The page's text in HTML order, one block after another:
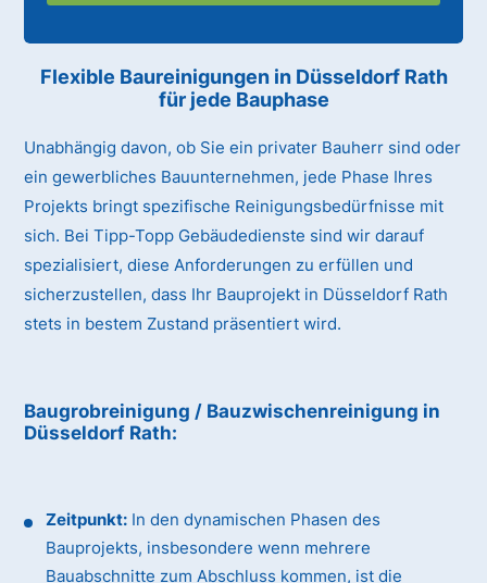
Flexible Baureinigungen in Düsseldorf Rath
für jede Bauphase
Unabhängig davon, ob Sie ein privater Bauherr sind oder
ein gewerbliches Bauunternehmen, jede Phase Ihres
Projekts bringt spezifische Reinigungsbedürfnisse mit
sich. Bei Tipp-Topp Gebäudedienste sind wir darauf
spezialisiert, diese Anforderungen zu erfüllen und
sicherzustellen, dass Ihr Bauprojekt in Düsseldorf Rath
stets in bestem Zustand präsentiert wird.
Baugrobreinigung / Bauzwischenreinigung in
Düsseldorf Rath:
Zeitpunkt: In den dynamischen Phasen des
Bauprojekts, insbesondere wenn mehrere
Bauabschnitte zum Abschluss kommen, ist die